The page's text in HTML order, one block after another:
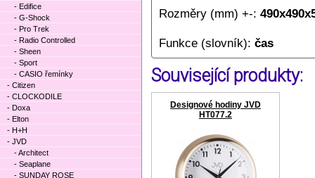
Rozměry (mm) +-:
Funkce (slovník): čas
Související produkty:
Designové hodiny JVD
HT077.2
- Edifice
- G-Shock
- Pro Trek
- Radio Controlled
- Sheen
- Sport
- CASIO řemínky
- Citizen
- CLOCKODILE
- Doxa
- Elton
- H+H
- JVD
- Architect
- Seaplane
- SUNDAY ROSE